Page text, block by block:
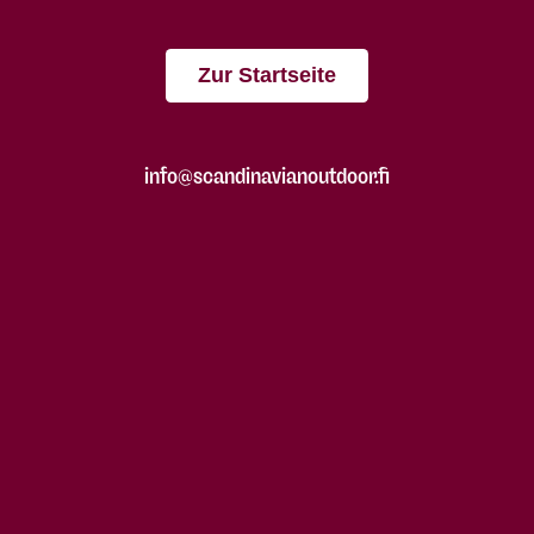
Zur Startseite
info@scandinavianoutdoor.fi